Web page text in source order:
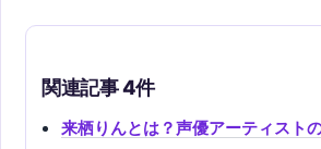
関連記事 4件
来栖りんとは？声優アーティスト